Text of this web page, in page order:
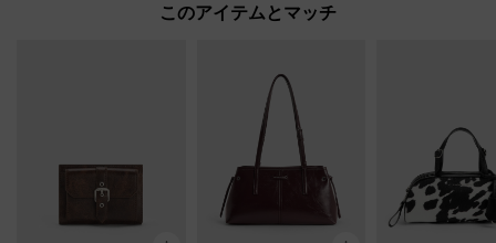
このアイテムとマッチ